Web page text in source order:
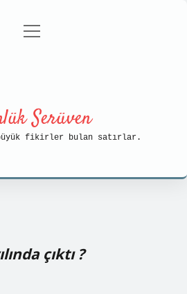
Gizlilik Politikası
menüyü
Serüven
büyük fikirler bulan satırlar.
çıktı ?